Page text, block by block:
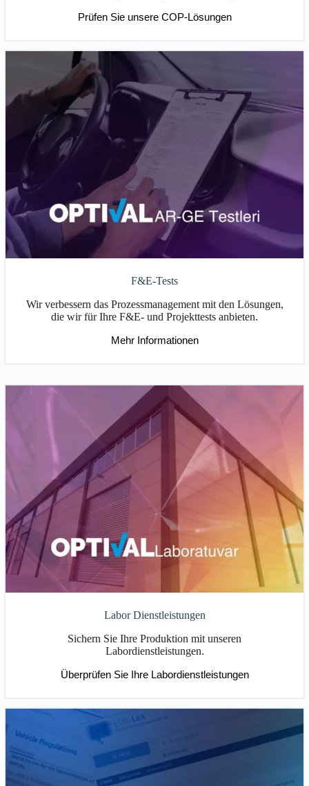
Prüfen Sie unsere COP-Lösungen
F&E-Tests
Wir verbessern das Prozessmanagement mit den Lösungen,
die wir für Ihre F&E- und Projekttests anbieten.
Mehr Informationen
Labor Dienstleistungen
Sichern Sie Ihre Produktion mit unseren
Labordienstleistungen.
Überprüfen Sie Ihre Labordienstleistungen